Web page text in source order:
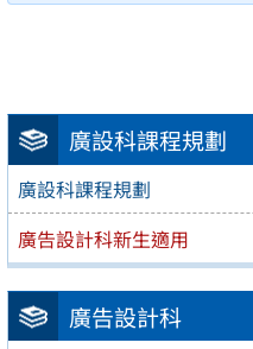
廣設科課程規劃
廣設科課程規劃
廣告設計科新生適用
廣告設計科